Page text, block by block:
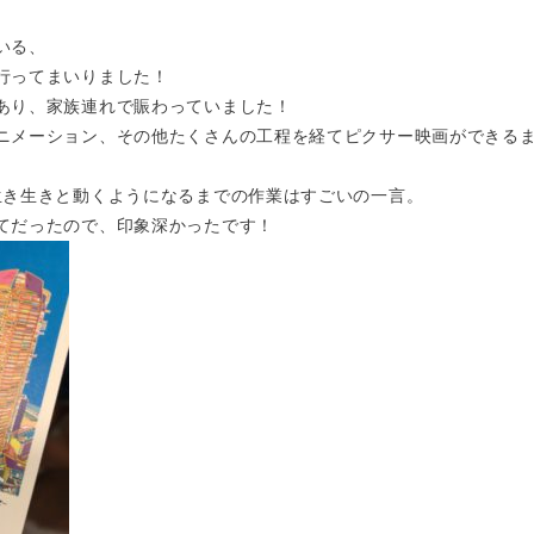
、
ってまいりました！
り、家族連れで賑わっていました！
メーション、その他たくさんの工程を経てピクサー映画ができる
生きと動くようになるまでの作業はすごいの一言。
ったので、印象深かったです！